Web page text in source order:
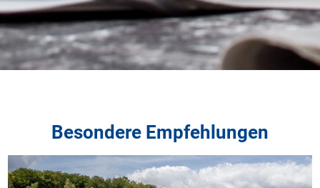
Besondere Empfehlungen